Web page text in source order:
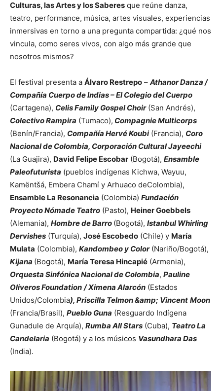
Culturas, las Artes y los Saberes que reúne danza,
teatro, performance, música, artes visuales, experiencias
inmersivas en torno a una pregunta compartida: ¿qué nos
vincula, como seres vivos, con algo más grande que
nosotros mismos?
El festival presenta a Álvaro Restrepo – Athanor Danza /
Compañía Cuerpo de Indias – El Colegio del Cuerpo
(Cartagena), Celis Family Gospel Choir(San Andrés),
Colectivo Rampira (Tumaco), Compagnie Multicorps
(Benín/Francia), Compañía Hervé Koubi(Francia), Coro
Nacional de Colombia, Corporación Cultural Jayeechi
(La Guajira), David Felipe Escobar (Bogotá), Ensamble
Paleofuturista (pueblos indígenas Kichwa, Wayuu,
Kamëntšá, Embera Chamí y Arhuaco deColombia),
Ensamble La Resonancia (Colombia) Fundación
Proyecto Nómade Teatro (Pasto), Heiner Goebbels
(Alemania), Hombre de Barro (Bogotá), Istanbul Whirling
Dervishes (Turquía), José Escobedo (Chile) y María
Mulata (Colombia), Kandombeo y Color(Nariño/Bogotá),
Kijana (Bogotá), María Teresa Hincapié (Armenia),
Orquesta Sinfónica Nacional de Colombia, Pauline
Oliveros Foundation / Ximena Alarcón (Estados
Unidos/Colombia), Priscilla Telmon &amp; Vincent Moon
(Francia/Brasil), Pueblo Guna (Resguardo Indígena
Gunadule de Arquía), Rumba All Stars (Cuba), Teatro La
Candelaria (Bogotá) y a los músicos Vasundhara Das
(India).